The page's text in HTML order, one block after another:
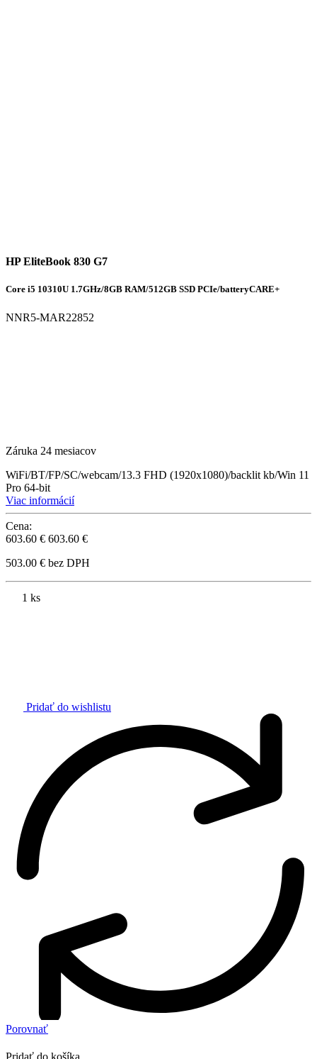
HP EliteBook 830 G7
Core i5 10310U 1.7GHz/8GB RAM/512GB SSD PCIe/batteryCARE+
NNR5-MAR22852
Záruka 24 mesiacov
WiFi/BT/FP/SC/webcam/13.3 FHD (1920x1080)/backlit kb/Win 11
Pro 64-bit
Viac informácií
Cena:
603.60 € 603.60 €
503.00 € bez DPH
1 ks
Pridať do wishlistu
Porovnať
Pridať do košíka